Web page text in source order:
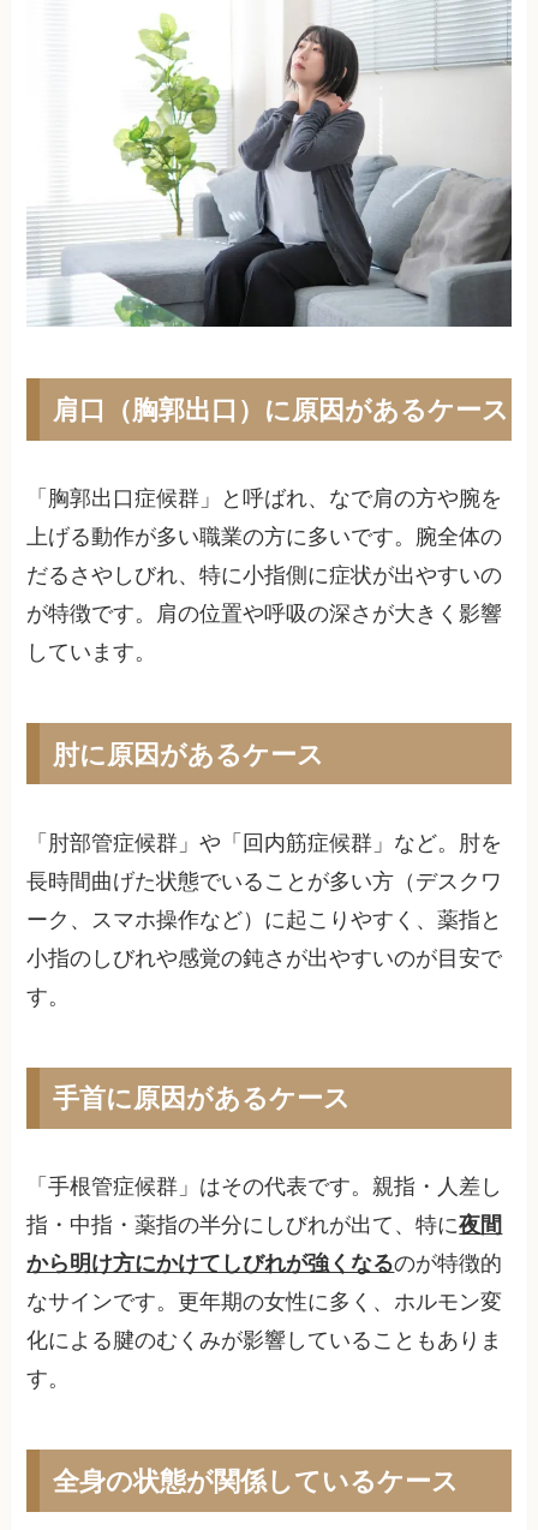
肩口（胸郭出口）に原因があるケース
「胸郭出口症候群」と呼ばれ、なで肩の方や腕を
上げる動作が多い職業の方に多いです。腕全体の
だるさやしびれ、特に小指側に症状が出やすいの
が特徴です。肩の位置や呼吸の深さが大きく影響
しています。
肘に原因があるケース
「肘部管症候群」や「回内筋症候群」など。肘を
長時間曲げた状態でいることが多い方（デスクワ
ーク、スマホ操作など）に起こりやすく、薬指と
小指のしびれや感覚の鈍さが出やすいのが目安で
す。
手首に原因があるケース
「手根管症候群」はその代表です。親指・人差し
指・中指・薬指の半分にしびれが出て、特に夜間
から明け方にかけてしびれが強くなるのが特徴的
なサインです。更年期の女性に多く、ホルモン変
化による腱のむくみが影響していることもありま
す。
全身の状態が関係しているケース